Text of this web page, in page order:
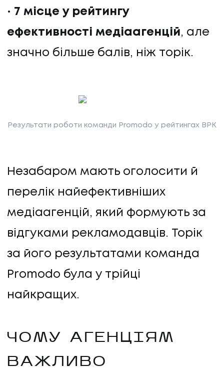
7 місце у рейтингу
ефективності медіаагенцій, але
значно більше балів, ніж торік.
Результати роботи команди Promodo у рейтингах ВРК
Незабаром мають оголосити й
перелік найефективніших
медіаагенцій, який формують за
відгуками рекламодавців. Торік
за його результатами команда
Promodo була у трійці
найкращих.
ЧОМУ АГЕНЦІЯМ
ВАЖЛИВО